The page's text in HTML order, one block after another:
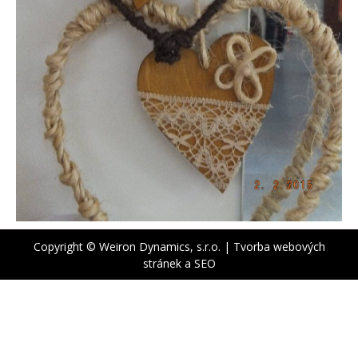
Copyright © Weiron Dynamics, s.r.o. | Tvorba webových
stráneka SEO